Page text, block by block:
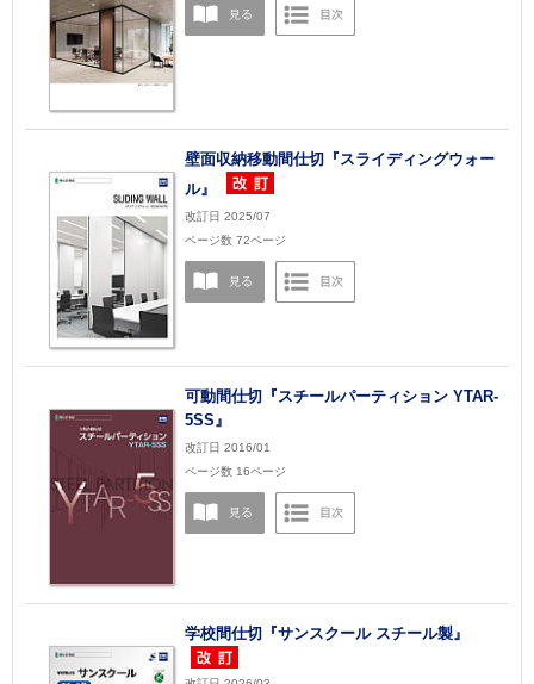
壁面収納移動間仕切『スライディングウォー
ル』
改訂日 2025/07
ページ数 72ページ
可動間仕切『スチールパーティション YTAR-
5SS』
改訂日 2016/01
ページ数 16ページ
学校間仕切『サンスクール スチール製』